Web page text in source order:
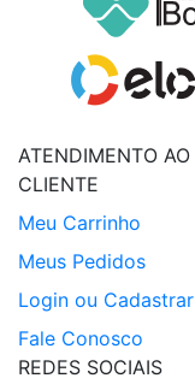
ATENDIMENTO AO
CLIENTE
Meu Carrinho
Meus Pedidos
Login ou Cadastrar
Fale Conosco
REDES SOCIAIS